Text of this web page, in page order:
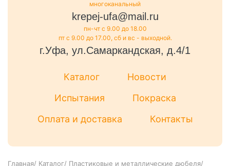
многоканальный
krepej-ufa@mail.ru
пн-чт с 9.00 до 18.00
пт с 9.00 до 17.00, сб и вс - выходной.
г.Уфа, ул.Самаркандская, д.4/1
Каталог
Новости
Испытания
Покраска
Оплата и доставка
Контакты
Главная/ Каталог/ Пластиковые и металлические дюбеля/